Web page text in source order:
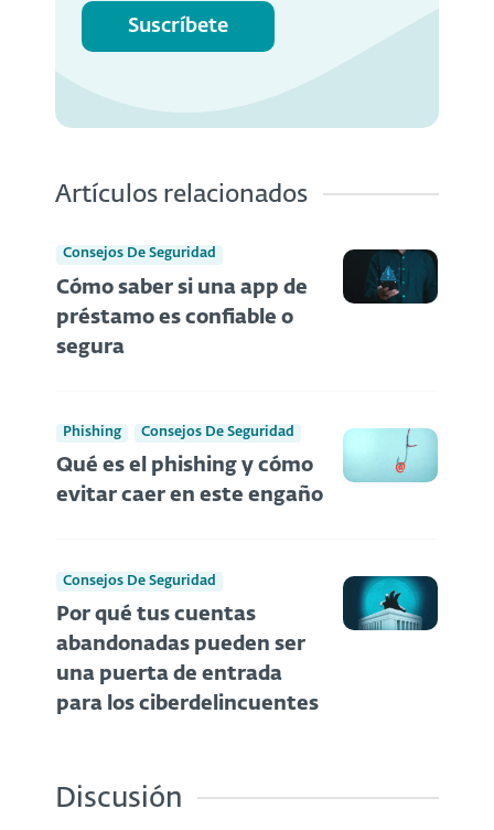
Suscríbete
Artículos relacionados
Consejos De Seguridad
Cómo saber si una app de
préstamo es confiable o
segura
Phishing Consejos De Seguridad
Qué es el phishing y cómo
evitar caer en este engaño
Consejos De Seguridad
Por qué tus cuentas
abandonadas pueden ser
una puerta de entrada
para los ciberdelincuentes
Discusión